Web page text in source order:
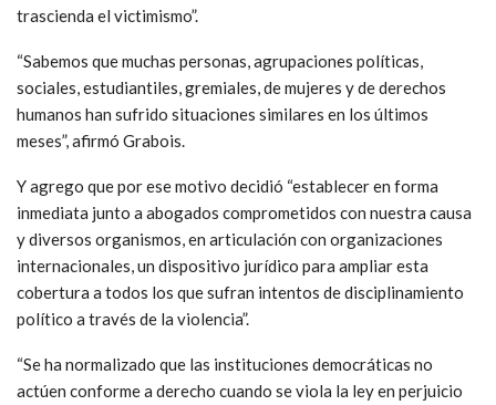
trascienda el victimismo”.
“Sabemos que muchas personas, agrupaciones políticas,
sociales, estudiantiles, gremiales, de mujeres y de derechos
humanos han sufrido situaciones similares en los últimos
meses”, afirmó Grabois.
Y agrego que por ese motivo decidió “establecer en forma
inmediata junto a abogados comprometidos con nuestra causa
y diversos organismos, en articulación con organizaciones
internacionales, un dispositivo jurídico para ampliar esta
cobertura a todos los que sufran intentos de disciplinamiento
político a través de la violencia”.
“Se ha normalizado que las instituciones democráticas no
actúen conforme a derecho cuando se viola la ley en perjuicio